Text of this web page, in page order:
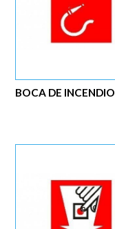
BOCA DE INCENDIO